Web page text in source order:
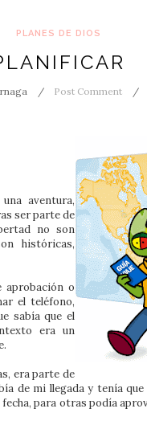
PLANES DE DIOS
Post Comment
aventura,
ser parte de
no son
históricas,
aprobación o
el teléfono,
sabía que el
era un
era parte de
de mi llegada y tenía
para otras podía